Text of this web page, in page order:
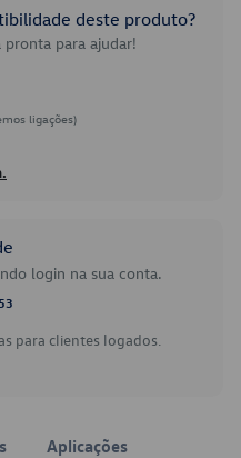
deste produto?
pronta para ajudar!
ligações)
login na sua conta.
para clientes logados.
Aplicações